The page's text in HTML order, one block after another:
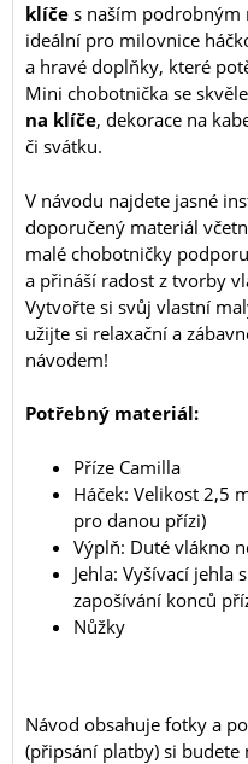
klíče s naším podrobným
ideální pro milovnice
a hravé doplňky, které
Mini chobotnička se
na klíče, dekorace na
či svátku.
V návodu najdete jasné
doporučený materiál
malé chobotničky
a přináší radost z tvorby
Vytvořte si svůj vlastní
užijte si relaxační a
návodem!
Potřebný materiál:
Příze Camilla
Háček: Velikost 2,5
pro danou přízi)
Výplň: Duté vlákno
Jehla: Vyšívací jehla
zapošívání konců
Nůžky
Návod obsahuje fotky a
(připsání platby) si